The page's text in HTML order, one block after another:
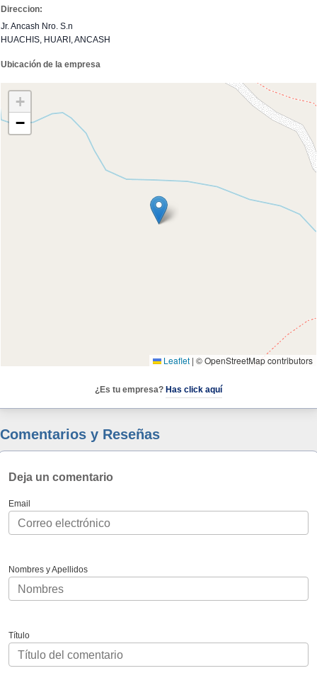
Direccion:
Jr. Ancash Nro. S.n
HUACHIS, HUARI, ANCASH
Ubicación de la empresa
+
−
Leaflet | © OpenStreetMap contributors
¿Es tu empresa? Has click aquí
Comentarios y Reseñas
Deja un comentario
Email
Nombres y Apellidos
Título